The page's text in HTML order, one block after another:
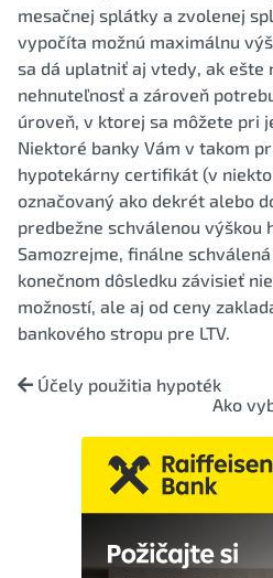
mesačnej splátky a zvolenej
vypočíta možnú maximálnu
sa dá uplatniť aj vtedy, ak ešte
nehnuteľnosť a zároveň
úroveň, v ktorej sa môžete pri
Niektoré banky Vám v takom
hypotekárny certifikát (v
označovaný ako dekrét alebo
predbežne schválenou výškou
Samozrejme, finálne
konečnom dôsledku závisieť
možností, ale aj od ceny
bankového stropu pre LTV.
Účely použitia hypoték
Ako